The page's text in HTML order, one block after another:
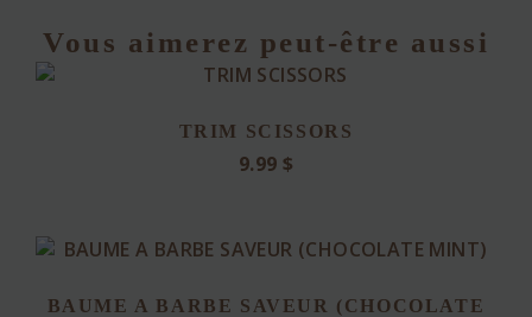
Vous aimerez peut-être aussi
TRIM SCISSORS
9.99 $
BAUME A BARBE SAVEUR (CHOCOLATE